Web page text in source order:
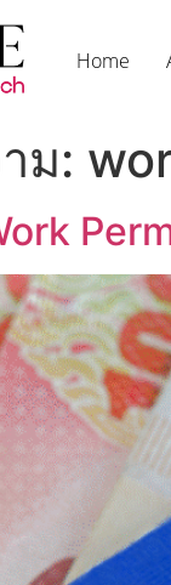
Home
ม: